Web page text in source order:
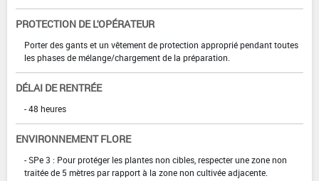
PROTECTION DE L'OPÉRATEUR
Porter des gants et un vêtement de protection approprié pendant toutes
les phases de mélange/chargement de la préparation.
DÉLAI DE RENTRÉE
- 48 heures
ENVIRONNEMENT FLORE
- SPe 3 : Pour protéger les plantes non cibles, respecter une zone non
traitée de 5 mètres par rapport à la zone non cultivée adjacente.